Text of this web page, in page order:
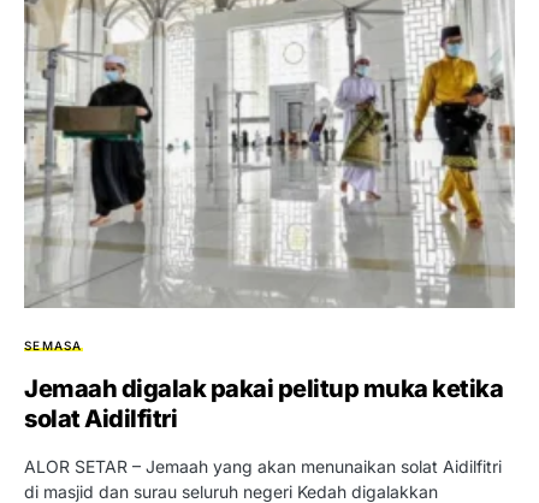
SEMASA
Jemaah digalak pakai pelitup muka ketika
solat Aidilfitri
ALOR SETAR – Jemaah yang akan menunaikan solat Aidilfitri
di masjid dan surau seluruh negeri Kedah digalakkan